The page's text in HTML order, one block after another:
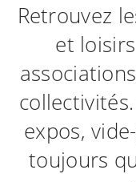
Retrouvez
et
expos,
toujours